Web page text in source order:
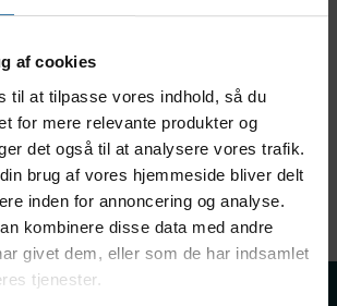
af cookies
til at tilpasse vores indhold, så du
for mere relevante produkter og
det også til at analysere vores trafik.
brug af vores hjemmeside bliver delt
inden for annoncering og analyse.
kombinere disse data med andre
givet dem, eller som de har indsamlet
tjenester.
På lager
Viser 1 til 2 af 2 40